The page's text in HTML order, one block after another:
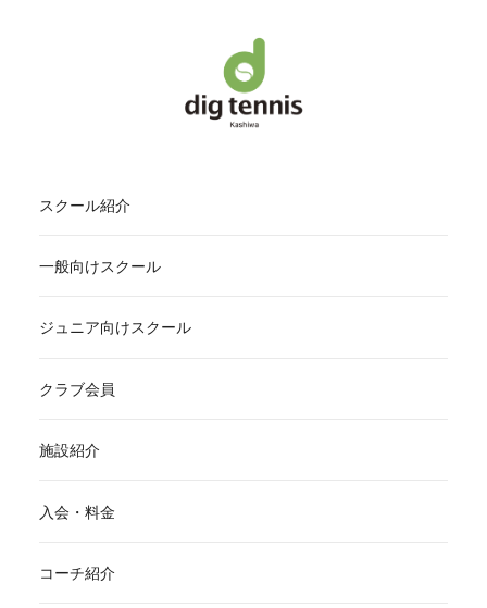
スクール紹介
一般向けスクール
ジュニア向けスクール
クラブ会員
施設紹介
入会・料金
コーチ紹介